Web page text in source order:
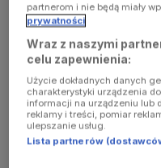
partnerom i nie będą miały
prywatności
Wraz z naszymi
celu zapewnienia:
Użycie dokładnych danych
charakterystyki urządzenia
informacji na urządzeniu lub
reklamy i treści, pomiar
ulepszanie usług.
Lista partnerów